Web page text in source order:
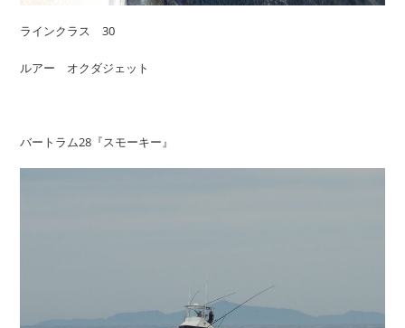
ラインクラス 30
ルアー オクダジェット
バートラム28『スモーキー』